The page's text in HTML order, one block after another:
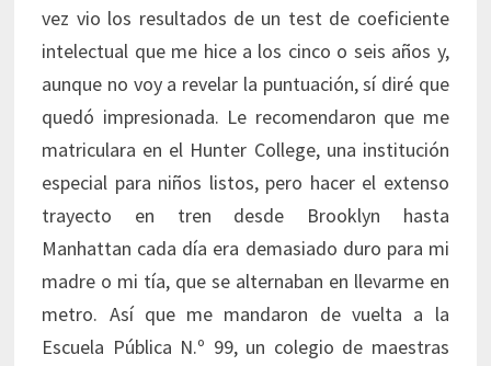
vez vio los resultados de un test de coeficiente
intelectual que me hice a los cinco o seis años y,
aunque no voy a revelar la puntuación, sí diré que
quedó impresionada. Le recomendaron que me
matriculara en el Hunter College, una institución
especial para niños listos, pero hacer el extenso
trayecto en tren desde Brooklyn hasta
Manhattan cada día era demasiado duro para mi
madre o mi tía, que se alternaban en llevarme en
metro. Así que me mandaron de vuelta a la
Escuela Pública N.º 99, un colegio de maestras